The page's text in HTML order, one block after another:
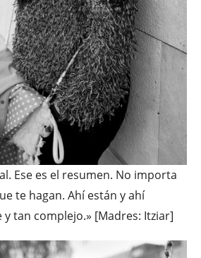
Ese es el resumen. No importa
te hagan. Ahí están y ahí
y tan complejo.» [Madres: Itziar]